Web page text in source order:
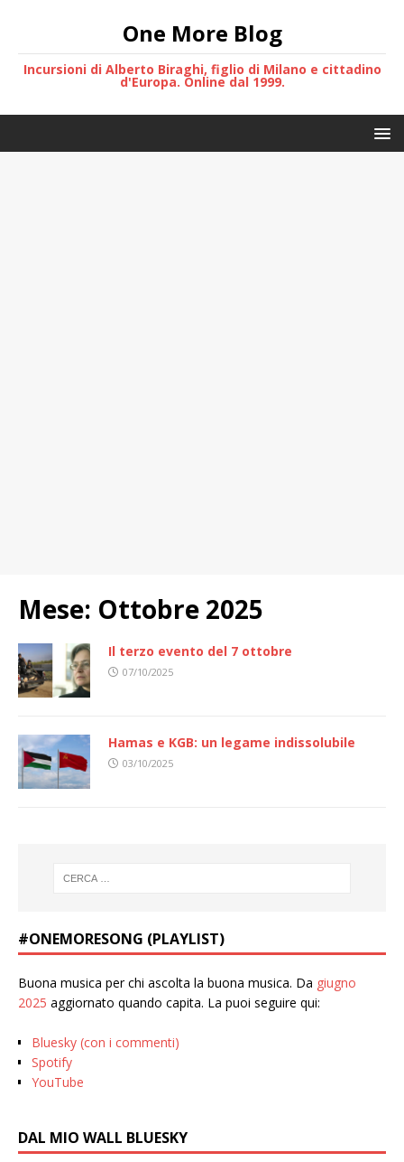
One More Blog
Incursioni di Alberto Biraghi, figlio di Milano e cittadino
d'Europa. Online dal 1999.
Mese: Ottobre 2025
Il terzo evento del 7 ottobre
07/10/2025
Hamas e KGB: un legame indissolubile
03/10/2025
#ONEMORESONG (PLAYLIST)
Buona musica per chi ascolta la buona musica. Da giugno
2025 aggiornato quando capita. La puoi seguire qui:
Bluesky (con i commenti)
Spotify
YouTube
DAL MIO WALL BLUESKY